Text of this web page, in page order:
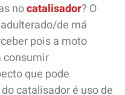
nocatalisador? O
de má
pois a moto
consumir
que pode
catalisador é uso de